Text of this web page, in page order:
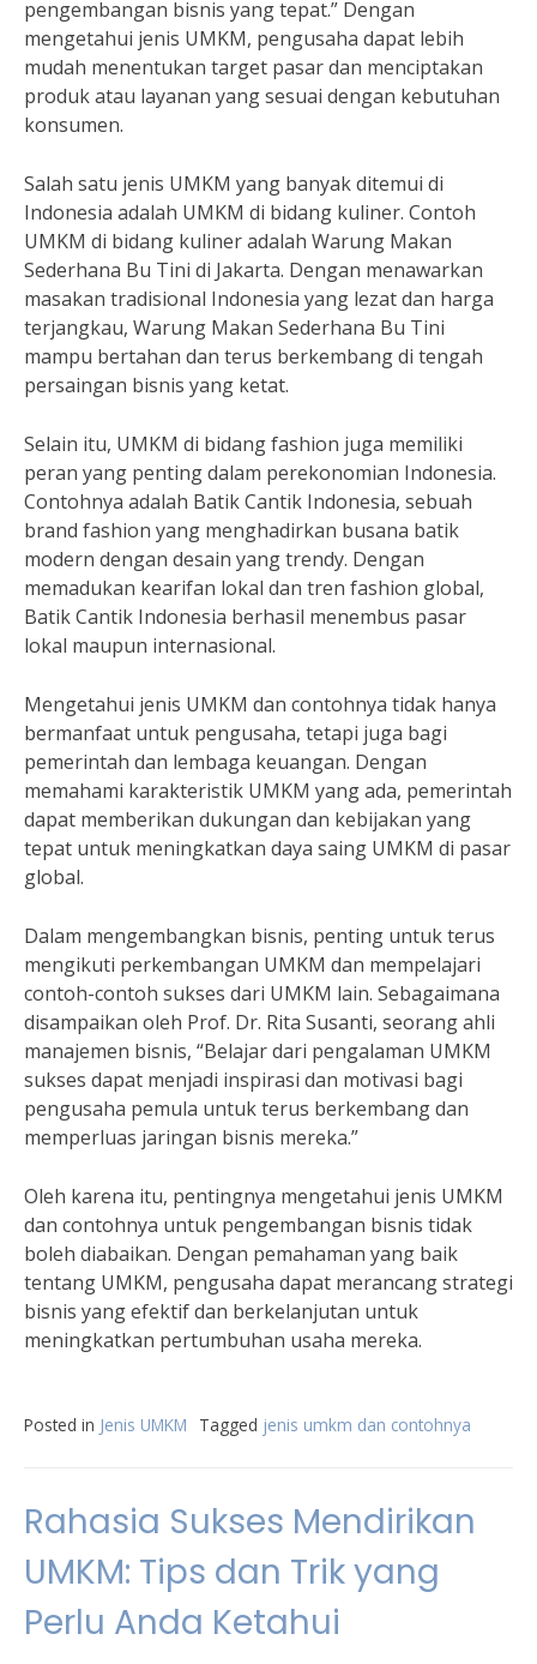
pengembangan bisnis yang tepat.” Dengan
mengetahui jenis UMKM, pengusaha dapat lebih
mudah menentukan target pasar dan menciptakan
produk atau layanan yang sesuai dengan kebutuhan
konsumen.
Salah satu jenis UMKM yang banyak ditemui di
Indonesia adalah UMKM di bidang kuliner. Contoh
UMKM di bidang kuliner adalah Warung Makan
Sederhana Bu Tini di Jakarta. Dengan menawarkan
masakan tradisional Indonesia yang lezat dan harga
terjangkau, Warung Makan Sederhana Bu Tini
mampu bertahan dan terus berkembang di tengah
persaingan bisnis yang ketat.
Selain itu, UMKM di bidang fashion juga memiliki
peran yang penting dalam perekonomian Indonesia.
Contohnya adalah Batik Cantik Indonesia, sebuah
brand fashion yang menghadirkan busana batik
modern dengan desain yang trendy. Dengan
memadukan kearifan lokal dan tren fashion global,
Batik Cantik Indonesia berhasil menembus pasar
lokal maupun internasional.
Mengetahui jenis UMKM dan contohnya tidak hanya
bermanfaat untuk pengusaha, tetapi juga bagi
pemerintah dan lembaga keuangan. Dengan
memahami karakteristik UMKM yang ada, pemerintah
dapat memberikan dukungan dan kebijakan yang
tepat untuk meningkatkan daya saing UMKM di pasar
global.
Dalam mengembangkan bisnis, penting untuk terus
mengikuti perkembangan UMKM dan mempelajari
contoh-contoh sukses dari UMKM lain. Sebagaimana
disampaikan oleh Prof. Dr. Rita Susanti, seorang ahli
manajemen bisnis, “Belajar dari pengalaman UMKM
sukses dapat menjadi inspirasi dan motivasi bagi
pengusaha pemula untuk terus berkembang dan
memperluas jaringan bisnis mereka.”
Oleh karena itu, pentingnya mengetahui jenis UMKM
dan contohnya untuk pengembangan bisnis tidak
boleh diabaikan. Dengan pemahaman yang baik
tentang UMKM, pengusaha dapat merancang strategi
bisnis yang efektif dan berkelanjutan untuk
meningkatkan pertumbuhan usaha mereka.
Posted in Jenis UMKM Tagged jenis umkm dan contohnya
Rahasia Sukses Mendirikan
UMKM: Tips dan Trik yang
Perlu Anda Ketahui